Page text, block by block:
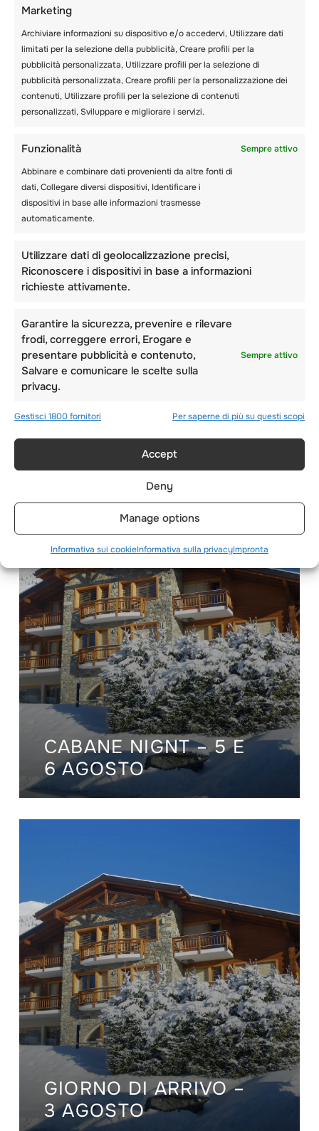
Marketing
Archiviare informazioni su dispositivo e/o accedervi, Utilizzare dati
limitati per la selezione della pubblicità, Creare profili per la
pubblicità personalizzata, Utilizzare profili per la selezione di
pubblicità personalizzata, Creare profili per la personalizzazione dei
contenuti, Utilizzare profili per la selezione di contenuti
personalizzati, Sviluppare e migliorare i servizi.
Funzionalità
Sempre attivo
Abbinare e combinare dati provenienti da altre fonti di
dati, Collegare diversi dispositivi, Identificare i
dispositivi in base alle informazioni trasmesse
automaticamente.
Utilizzare dati di geolocalizzazione precisi,
Riconoscere i dispositivi in base a informazioni
richieste attivamente.
Garantire la sicurezza, prevenire e rilevare
frodi, correggere errori, Erogare e
presentare pubblicità e contenuto,
Salvare e comunicare le scelte sulla
privacy.
Sempre attivo
Gestisci 1800 fornitori Per saperne di più su questi scopi
Accept
Deny
Manage options
Informativa sui cookieInformativa sulla privacyImpronta
Recent posts
GIORNATA
AGOSTO
CABANE NIGNT – 5 E
6 AGOSTO
GIORNO DI ARRIVO –
3 AGOSTO